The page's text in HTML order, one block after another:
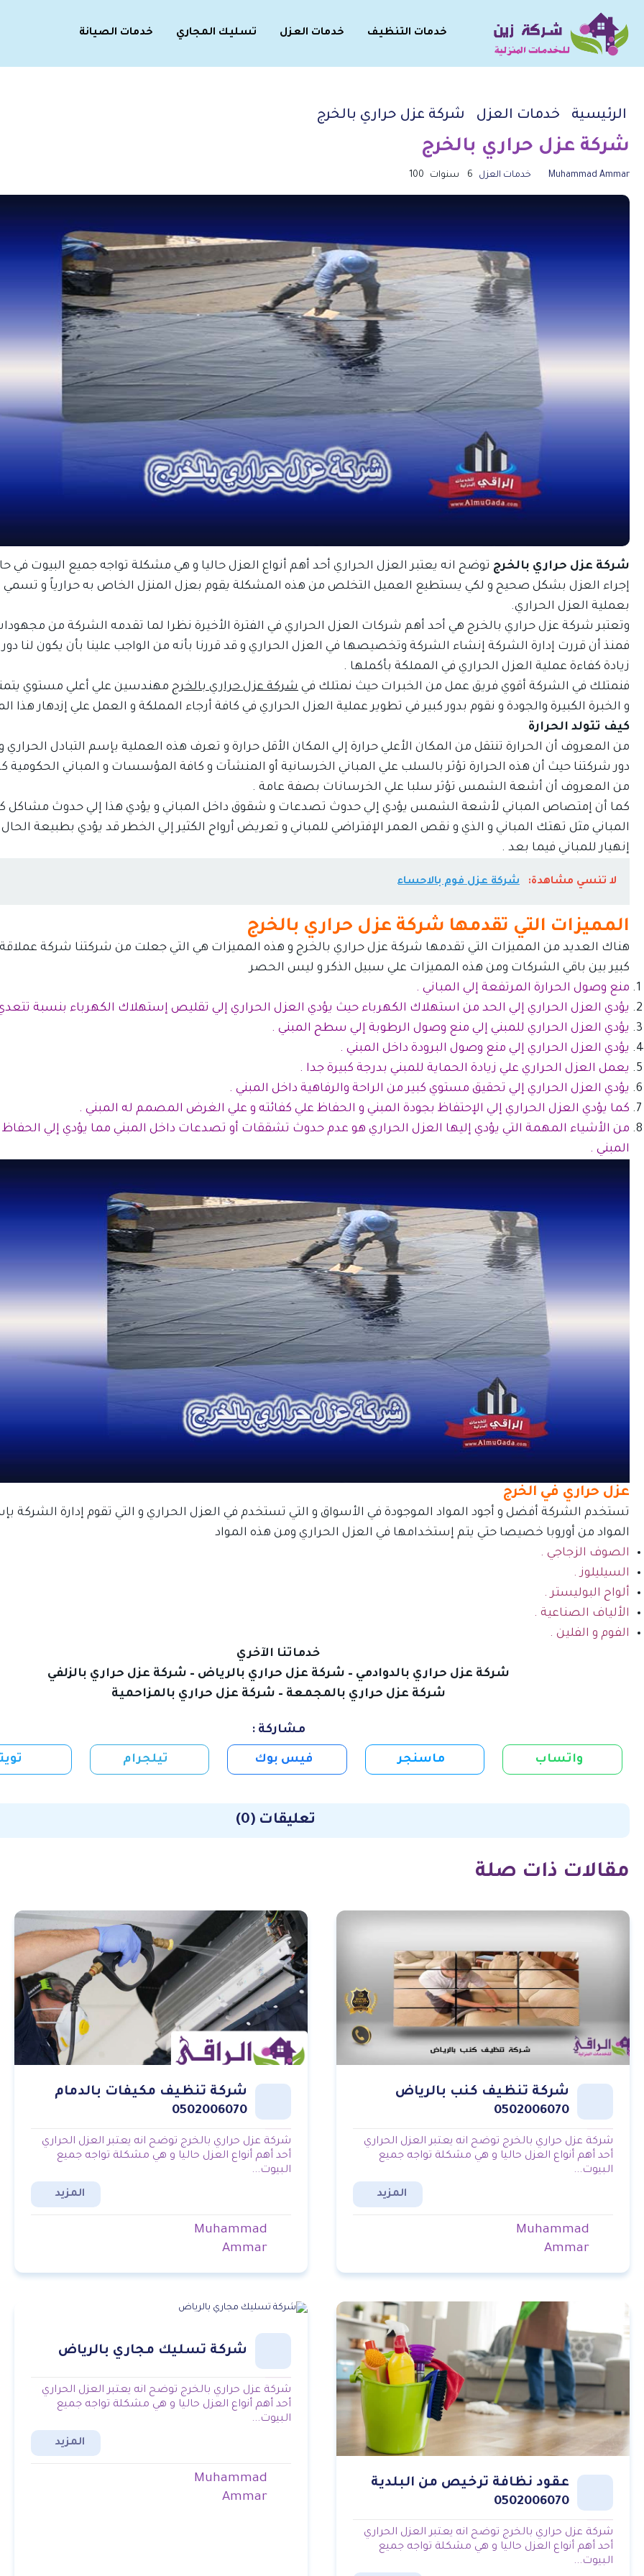
خدمات التنظيف خدمات العزل تسليك المجاري خدمات الصيانة
الرئيسية خدمات العزل شركة عزل حراري بالخرج
شركة عزل حراري بالخرج
Muhammad Ammar خدمات العزل 6 سنوات 100
شركة عزل حراري بالخرج توضح انه يعتبر العزل الحراري أحد أهم أنواع العزل حاليا و هي مشكلة تواجه جميع البيوت في
إجراء العزل بشكل صحيح و لكي يستطيع العميل التخلص من هذه المشكلة يقوم بعزل المنزل الخاص به حرارياً و تسمي
بعملية العزل الحراري.
وتعتبر شركة عزل حراري بالخرج هي أحد أهم شركات العزل الحراري في الفترة الأخيرة نظرا لما تقدمه الشركة من
فمنذ أن قررت إدارة الشركة إنشاء الشركة وتخصيصها في العزل الحراري و قد قررنا بأنه من الواجب علينا بأن يكون لنا
زيادة كفاءة عملية العزل الحراري في المملكة بأكملها .
فنمتلك في الشركة أقوي فريق عمل من الخبرات حيث نمتلك في شركة عزل حراري بالخرج مهندسين علي أعلي مستوي
و الخبرة الكبيرة والجودة و نقوم بدور كبير في تطوير عملية العزل الحراري في كافة أرجاء المملكة و العمل علي إزدهار هذا
كيف تتولد الحرارة
من المعروف أن الحرارة تنتقل من المكان الأعلي حرارة إلي المكان الأقل حرارة و تعرف هذه العملية بإسم التبادل الحراري
دور شركتنا حيث أن هذه الحرارة تؤثر بالسلب علي المباني الخرسانية أو المنشآت و كافة المؤسسات و المباني الحكومية
من المعروف أن أشعة الشمس تؤثر سلبا علي الخرسانات بصفة عامة .
كما أن إمتصاص المباني لأشعة الشمس يؤدي إلي حدوث تصدعات و شقوق داخل المباني و يؤدي هذا إلي حدوث مشاكل
المباني مثل تهتك المباني و الذي و نقص العمر الإفتراضي للمباني و تعريض أرواح الكثير إلي الخطر قد يؤدي بطبيعة
إنهيار للمباني فيما بعد .
لا تنسي مشاهدة: شركة عزل فوم بالاحساء
المميزات التي تقدمها شركة عزل حراري بالخرج
هناك العديد من المميزات التي تقدمها شركة عزل حراري بالخرج و هذه المميزات هي التي جعلت من شركتنا شركة
كبير بين باقي الشركات ومن هذه المميزات علي سبيل الذكر و ليس الحصر
منع وصول الحرارة المرتفعة إلي المباني .
يؤدي العزل الحراري إلي الحد من استهلاك الكهرباء حيث يؤدي العزل الحراري إلي تقليص إستهلاك الكهرباء بنسبة تتعدي ال
يؤدي العزل الحراري للمبني إلي منع وصول الرطوبة إلي سطح المبني .
يؤدي العزل الحراري إلي منع وصول البرودة داخل المبني .
يعمل العزل الحراري علي زيادة الحماية للمبني بدرجة كبيرة جدا .
يؤدي العزل الحراري إلي تحقيق مستوي كبير من الراحة والرفاهية داخل المبني .
كما يؤدي العزل الحراري إلي الإحتفاظ بجودة المبني و الحفاظ علي كفائته و علي الغرض المصمم له المبني .
من الأشياء المهمة التي يؤدي إليها العزل الحراري هو عدم حدوث تشققات أو تصدعات داخل المبني مما يؤدي إلي
المبني .
عزل حراري في الخرج
تستخدم الشركة أفضل و أجود المواد الموجودة في الأسواق و التي تستخدم في العزل الحراري و التي تقوم إدارة الشركة
المواد من أوروبا خصيصا حتي يتم إستخدامها في العزل الحراري ومن هذه المواد
الصوف الزجاجي .
السيليلوز .
ألواح البوليستر .
الألياف الصناعية .
الفوم و الفلين .
خدماتنا الآخري
شركة عزل حراري بالدوادمي – شركة عزل حراري بالرياض – شركة عزل حراري بالزلفي
شركة عزل حراري بالمجمعة – شركة عزل حراري بالمزاحمية
مشاركة :
واتساب ماسنجر فيس بوك تيلجرام
تعليقات (0)
مقالات ذات صلة
شركة تنظيف كنب بالرياض
0502006070
شركة عزل حراري بالخرج توضح انه يعتبر العزل الحراري
أحد أهم أنواع العزل حاليا و هي مشكلة تواجه جميع
البيوت...
المزيد
Muhammad
Ammar
شركة تنظيف مكيفات بالدمام
0502006070
شركة عزل حراري بالخرج توضح انه يعتبر العزل الحراري
أحد أهم أنواع العزل حاليا و هي مشكلة تواجه جميع
البيوت...
المزيد
Muhammad
Ammar
عقود نظافة ترخيص من البلدية
0502006070
شركة عزل حراري بالخرج توضح انه يعتبر العزل الحراري
أحد أهم أنواع العزل حاليا و هي مشكلة تواجه جميع
البيوت...
شركة تسليك مجاري بالرياض
شركة عزل حراري بالخرج توضح انه يعتبر العزل الحراري
أحد أهم أنواع العزل حاليا و هي مشكلة تواجه جميع
البيوت...
المزيد
Muhammad
Ammar
كيف يمكننى مساعدتك ؟
خدمات الصيانة
خدمة شحن السيارات كشف تسربات المياه